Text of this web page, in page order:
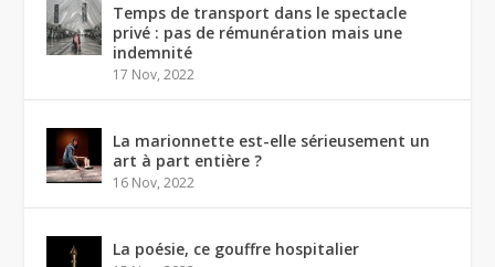
Temps de transport dans le spectacle
privé : pas de rémunération mais une
indemnité
17 Nov, 2022
La marionnette est-elle sérieusement un
art à part entière ?
16 Nov, 2022
La poésie, ce gouffre hospitalier